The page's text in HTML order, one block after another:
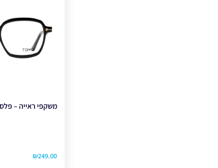
משקפי ראייה –
₪249.00